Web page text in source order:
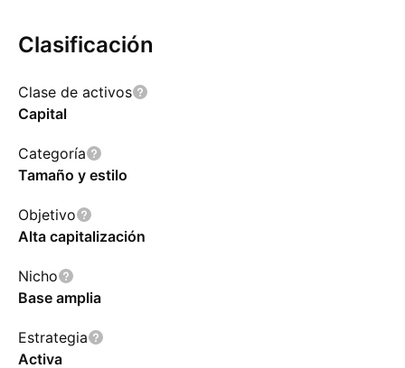
Clasificación
Clase de activos
Capital
Categoría
Tamaño y estilo
Objetivo
Alta capitalización
Nicho
Base amplia
Estrategia
Activa